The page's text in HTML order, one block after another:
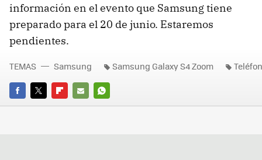
información en el evento que Samsung tiene
preparado para el 20 de junio. Estaremos
pendientes.
FACEBOOK
TWITTERFLIPBOARD
E-
WHATSAPP
TEMAS Samsung Samsung Galaxy S4 Zoom